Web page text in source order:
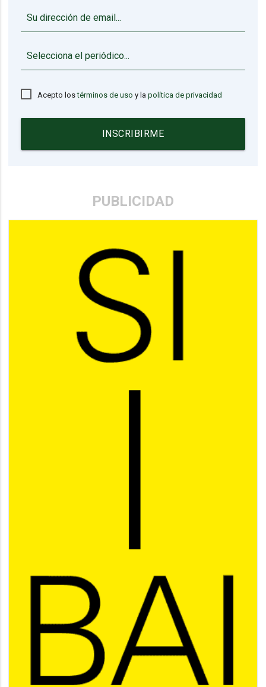
Acepto lostérminos de uso y lapolítica de privacidad
INSCRIBIRME
PUBLICIDAD